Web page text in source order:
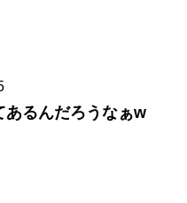
あるんだろうなぁw